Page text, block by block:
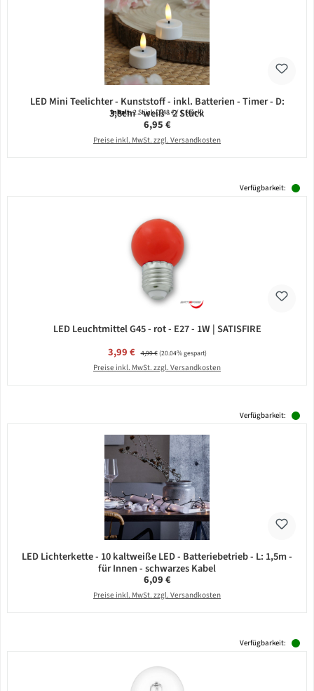
LED Mini Teelichter - Kunststoff - inkl. Batterien - Timer - D:
3,8cm - weiß - 2 Stück
Inhalt:2 Stück(3,48 € / 1 Stück)
Regulärer Preis:
6,95 €
Preise inkl. MwSt. zzgl. Versandkosten
Verfügbarkeit:
LED Leuchtmittel G45 - rot - E27 - 1W | SATISFIRE
Verkaufspreis:
3,99 € Regulärer Preis:
4,99 €(20.04% gespart)
Preise inkl. MwSt. zzgl. Versandkosten
Verfügbarkeit:
LED Lichterkette - 10 kaltweiße LED - Batteriebetrieb - L: 1,5m -
für Innen - schwarzes Kabel
Regulärer Preis:
6,09 €
Preise inkl. MwSt. zzgl. Versandkosten
Verfügbarkeit: